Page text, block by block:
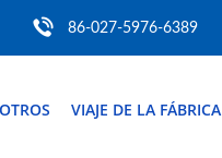
86-027-5976-6389
VIAJE DE LA FÁBRICA